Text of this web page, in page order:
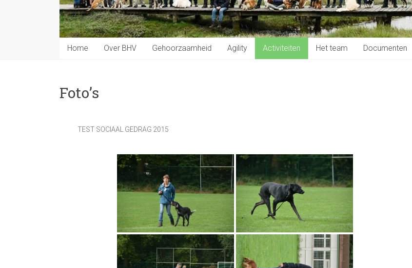
Home Over BHV Gehoorzaamheid Agility Activiteiten Het team Documenten
Foto’s
TEST SOCIAAL GEDRAG 2015